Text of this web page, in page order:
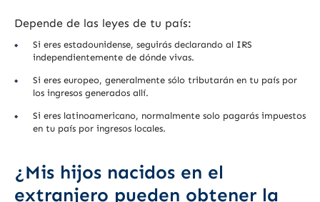
Depende de las leyes de tu país:
Si eres estadounidense, seguirás declarando al IRS
independientemente de dónde vivas.
Si eres europeo, generalmente sólo tributarán en tu país por
los ingresos generados allí.
Si eres latinoamericano, normalmente solo pagarás impuestos
en tu país por ingresos locales.
¿Mis hijos nacidos en el
extranjero pueden obtener la